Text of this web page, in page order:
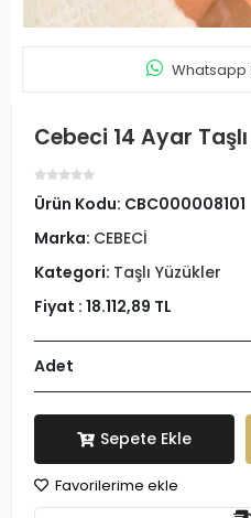
Whatsapp
Cebeci 14 Ayar
Ürün Kodu: CBC000008101
Marka: CEBECİ
Kategori: Taşlı Yüzükler
Fiyat : 18.112,89 TL
Adet
Sepete Ekle
Favorilerime ekle